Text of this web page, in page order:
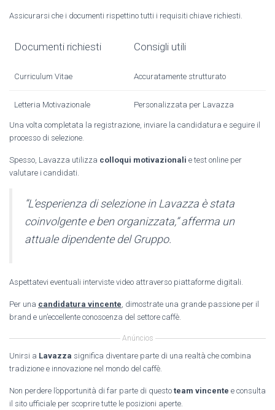
Assicurarsi che i documenti rispettino tutti i requisiti chiave richiesti.
Documenti richiesti Consigli utili
Curriculum Vitae Accuratamente strutturato
Letteria Motivazionale Personalizzata per Lavazza
Una volta completata la registrazione, inviare la candidatura e seguire il
processo di selezione.
Spesso, Lavazza utilizza colloqui motivazionali e test online per
valutare i candidati.
“L’esperienza di selezione in Lavazza è stata
coinvolgente e ben organizzata,” afferma un
attuale dipendente del Gruppo.
Aspettatevi eventuali interviste video attraverso piattaforme digitali.
Per una candidatura vincente , dimostrate una grande passione per il
brand e un’eccellente conoscenza del settore caffè.
Anúncios
Unirsi a Lavazza significa diventare parte di una realtà che combina
tradizione e innovazione nel mondo del caffè.
Non perdere l’opportunità di far parte di questo team vincente e consulta
il sito ufficiale per scoprire tutte le posizioni aperte.